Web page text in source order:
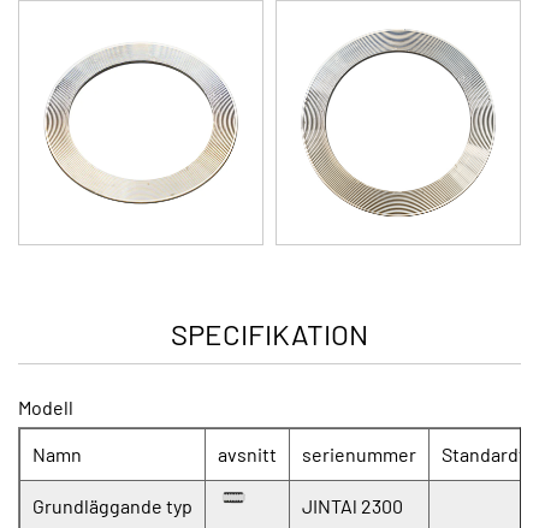
SPECIFIKATION
Modell
Namn avsnitt serienummer
Grundläggande typ JINTAl 2300